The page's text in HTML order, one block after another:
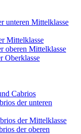
unteren Mittelklasse
Mittelklasse
oberen Mittelklasse
Oberklasse
Cabrios
der unteren
der Mittelklasse
der oberen